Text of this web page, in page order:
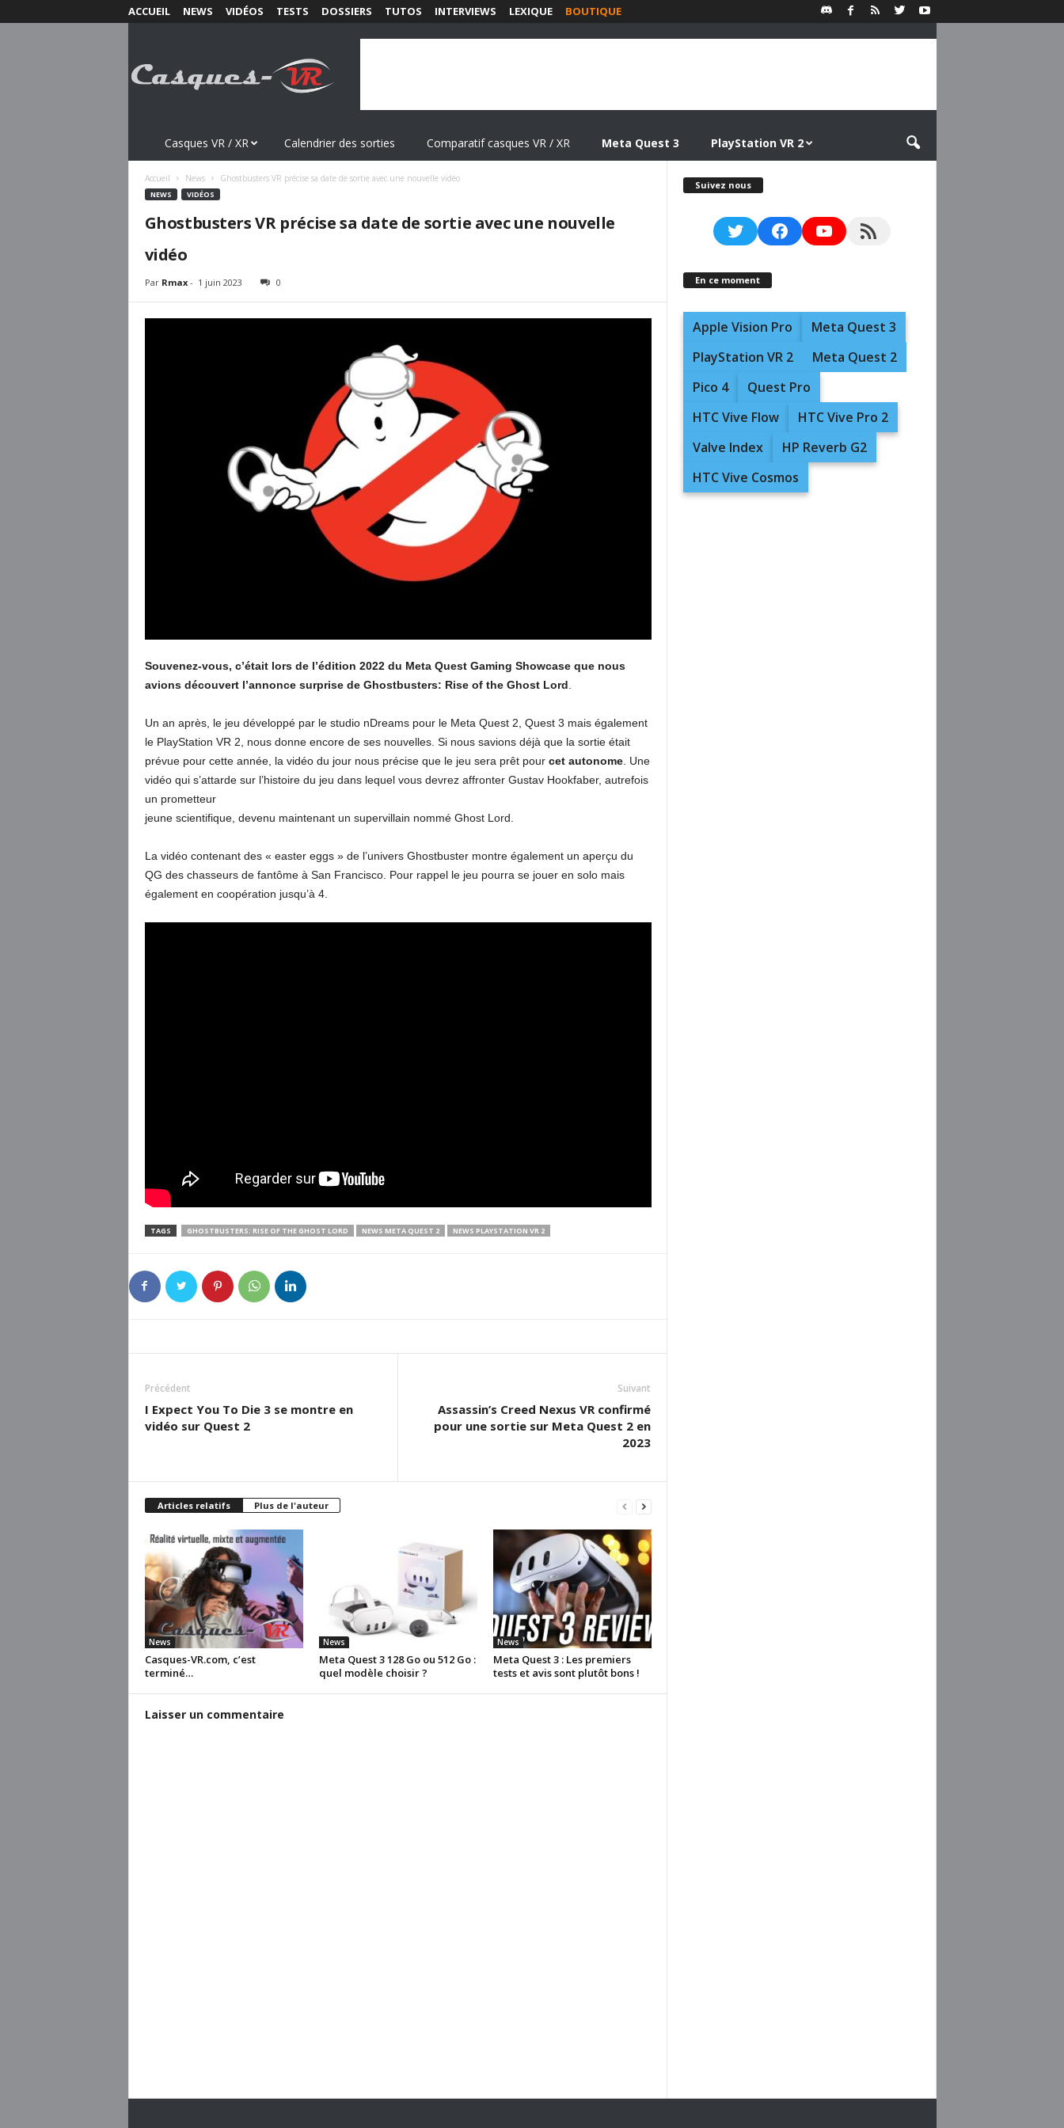
ACCUEIL NEWS VIDÉOS TESTS DOSSIERS TUTOS INTERVIEWS LEXIQUE BOUTIQUE
s
Casques VR / XR Calendrier des sorties Comparatif casques VR / XR Meta Quest 3 PlayStation VR 2
Accueil News Ghostbusters VR précise sa date de sortie avec une nouvelle vidéo
NEWS VIDÉOS
Ghostbusters VR précise sa date de sortie avec une nouvelle
vidéo
Par Rmax- 1 juin 2023 0
Souvenez-vous, c’était lors de l’édition 2022 du Meta Quest Gaming Showcase que nous
avions découvert l’annonce surprise de Ghostbusters: Rise of the Ghost Lord
Un an après, le jeu développé par le studio nDreams pour le Meta Quest 2, Quest 3 mais également
le PlayStation VR 2, nous donne encore de ses nouvelles. Si nous savions déjà que la sortie était
prévue pour cette année, la vidéo du jour nous précise que le jeu sera prêt pour cet autonome. Une
vidéo qui s’attarde sur l’histoire du jeu dans lequel vous devrez affronter Gustav Hookfaber, autrefois
un prometteur
jeune scientifique, devenu maintenant un supervillain nommé Ghost Lord.
La vidéo contenant des « easter eggs » de l’univers Ghostbuster montre également un aperçu du
QG des chasseurs de fantôme à San Francisco. Pour rappel le jeu pourra se jouer en solo mais
également en coopération jusqu’à 4.
TAGS GHOSTBUSTERS: RISE OF THE GHOST LORD NEWS META QUEST 2 NEWS PLAYSTATION VR 2
Précédent
I Expect You To Die 3 se montre en
vidéo sur Quest 2
Suivant
Assassin’s Creed Nexus VR confirmé
pour une sortie sur Meta Quest 2 en
2023
Articles relatifs Plus de l'auteur
News
Casques-VR.com, c’est
terminé…
News
Meta Quest 3 128 Go ou 512 Go :
quel modèle choisir ?
News
Meta Quest 3 : Les premiers
tests et avis sont plutôt bons !
Laisser un commentaire
Suivez nous
TwitterFacebookYouTubeRSS Feed
En ce moment
Apple Vision Pro
Meta Quest 3
PlayStation VR 2
Meta Quest 2
Pico 4
Quest Pro
HTC Vive Flow
HTC Vive Pro 2
Valve Index
HP Reverb G2
HTC Vive Cosmos